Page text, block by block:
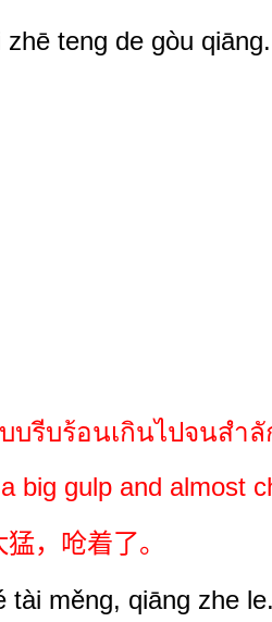
teng de gòu qiāng.
บรีบร้อนเกินไปจนสำ
big gulp and almost
，呛着了。
tài měng, qiāng zhe